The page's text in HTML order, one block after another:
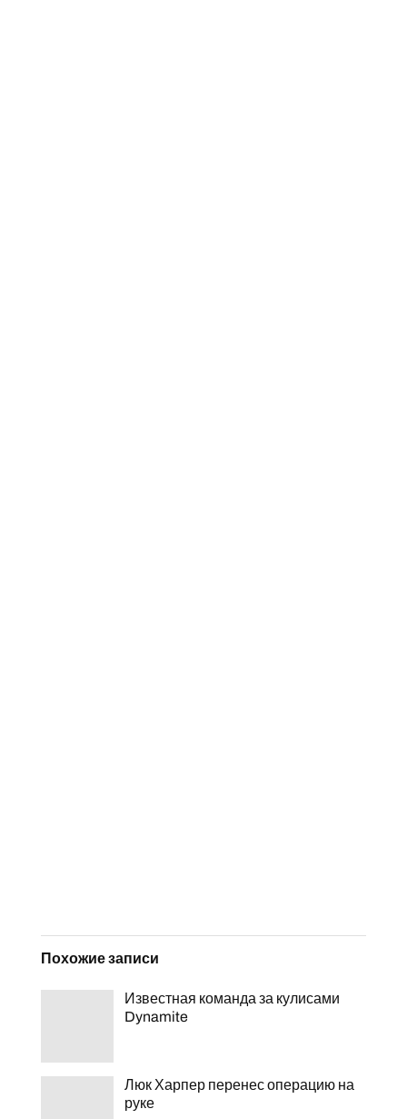
Похожие записи
Известная команда за кулисами
Dynamite
Люк Харпер перенес операцию на
руке